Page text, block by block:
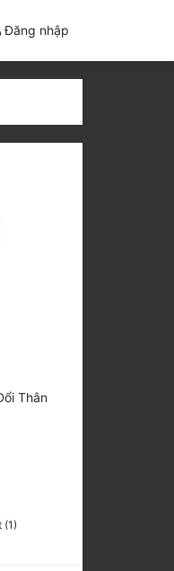
Đăng nhập
Thân
(1)